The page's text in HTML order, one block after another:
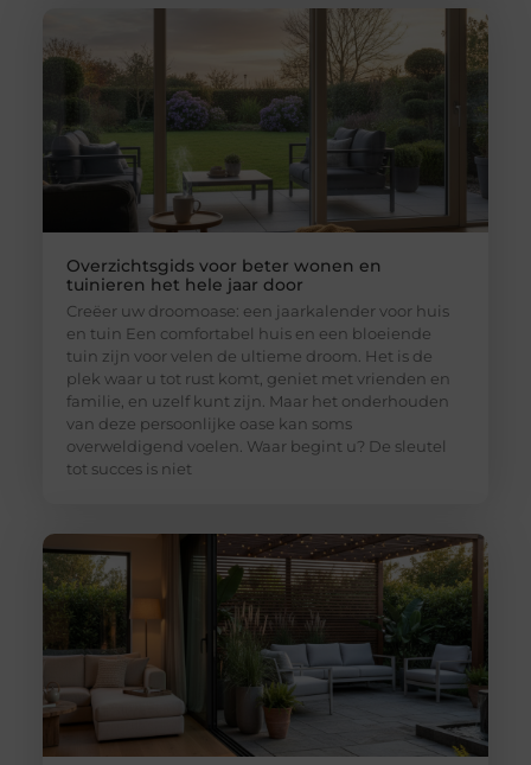
Overzichtsgids voor beter wonen en
tuinieren het hele jaar door
Creëer uw droomoase: een jaarkalender voor huis
en tuin Een comfortabel huis en een bloeiende
tuin zijn voor velen de ultieme droom. Het is de
plek waar u tot rust komt, geniet met vrienden en
familie, en uzelf kunt zijn. Maar het onderhouden
van deze persoonlijke oase kan soms
overweldigend voelen. Waar begint u? De sleutel
tot succes is niet